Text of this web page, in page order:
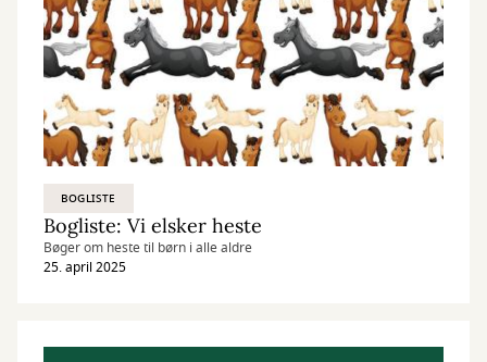
BOGLISTE
Bogliste: Vi elsker heste
Bøger om heste til børn i alle aldre
25. april 2025